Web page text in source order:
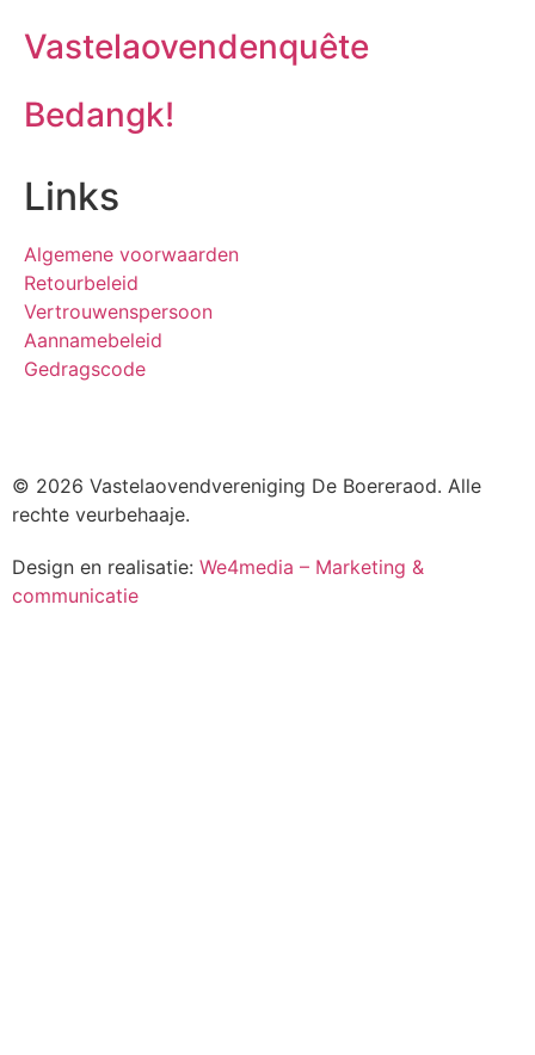
Vastelaovendenquête
Bedangk!
Links
Algemene voorwaarden
Retourbeleid
Vertrouwenspersoon
Aannamebeleid
Gedragscode
© 2026 Vastelaovendvereniging De Boereraod. Alle
rechte veurbehaaje.
Design en realisatie: We4media – Marketing &
communicatie